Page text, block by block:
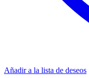
Añadir a la lista de deseos